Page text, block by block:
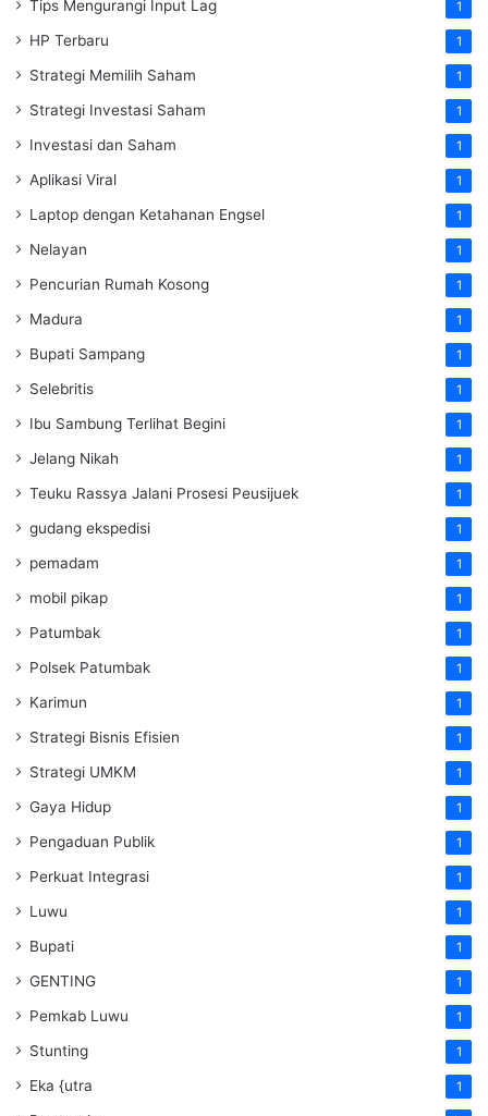
Tips Mengurangi Input Lag 1
HP Terbaru 1
Strategi Memilih Saham 1
Strategi Investasi Saham 1
Investasi dan Saham 1
Aplikasi Viral 1
Laptop dengan Ketahanan Engsel 1
Nelayan 1
Pencurian Rumah Kosong 1
Madura 1
Bupati Sampang 1
Selebritis 1
Ibu Sambung Terlihat Begini 1
Jelang Nikah 1
Teuku Rassya Jalani Prosesi Peusijuek 1
gudang ekspedisi 1
pemadam 1
mobil pikap 1
Patumbak 1
Polsek Patumbak 1
Karimun 1
Strategi Bisnis Efisien 1
Strategi UMKM 1
Gaya Hidup 1
Pengaduan Publik 1
Perkuat Integrasi 1
Luwu 1
Bupati 1
GENTING 1
Pemkab Luwu 1
Stunting 1
Eka {utra 1